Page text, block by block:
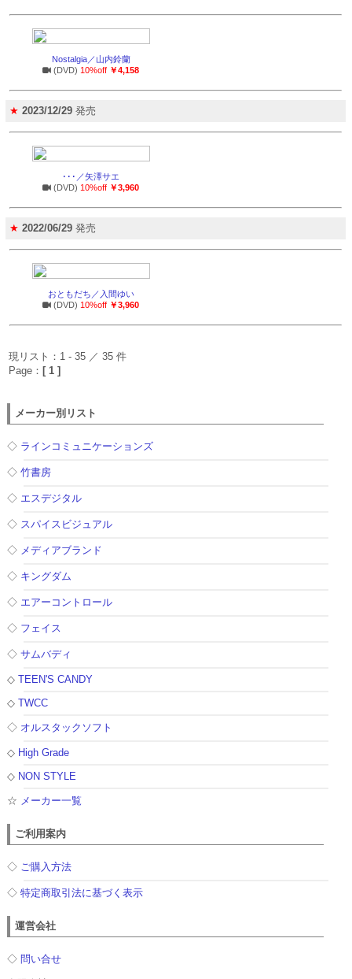
Nostalgia／山内鈴蘭
(DVD) 10%off ￥4,158
★ 2023/12/29 発売
･･･／矢澤サエ
(DVD) 10%off ￥3,960
★ 2022/06/29 発売
おともだち／入間ゆい
(DVD) 10%off ￥3,960
現リスト：1 - 35 ／ 35 件
Page： [ 1 ]
メーカー別リスト
◇ ラインコミュニケーションズ
◇竹書房
◇ エスデジタル
◇ スパイスビジュアル
◇ メディアブランド
◇ キングダム
◇ エアーコントロール
◇ フェイス
◇サムバディ
◇TEEN'S CANDY
◇TWCC
◇ オルスタックソフト
◇ High Grade
◇ NON STYLE
☆ メーカー一覧
ご利用案内
◇ ご購入方法
◇特定商取引法に基づく表示
運営会社
◇ 問い合せ